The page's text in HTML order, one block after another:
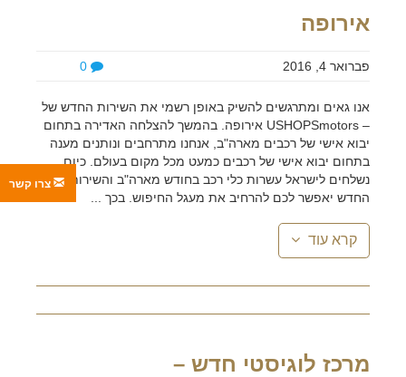
אירופה
פברואר 4, 2016
אנו גאים ומתרגשים להשיק באופן רשמי את השירות החדש של
– USHOPSmotors אירופה. בהמשך להצלחה האדירה בתחום
יבוא אישי של רכבים מארה"ב, אנחנו מתרחבים ונותנים מענה
בתחום יבוא אישי של רכבים כמעט מכל מקום בעולם. כיום
נשלחים לישראל עשרות כלי רכב בחודש מארה"ב והשירות
החדש יאפשר לכם להרחיב את מעגל החיפוש. בכך ...
קרא עוד
מרכז לוגיסטי חדש –
צרו קשר